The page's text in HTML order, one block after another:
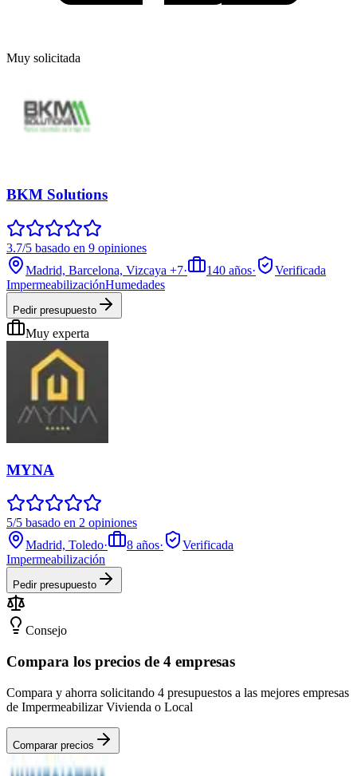
Muy solicitada
BKM Solutions
3.7/5 basado en 9 opiniones
Madrid, Barcelona, Vizcaya +7· 140 años·
Verificada
ImpermeabilizaciónHumedades
Pedir presupuesto
Muy experta
MYNA
5/5 basado en 2 opiniones
Madrid, Toledo· 8 años·
Verificada
Impermeabilización
Pedir presupuesto
Consejo
Compara los precios de 4 empresas
Compara y ahorra solicitando 4 presupuestos a las mejores empresas
de Impermeabilizar Vivienda o Local
Comparar precios